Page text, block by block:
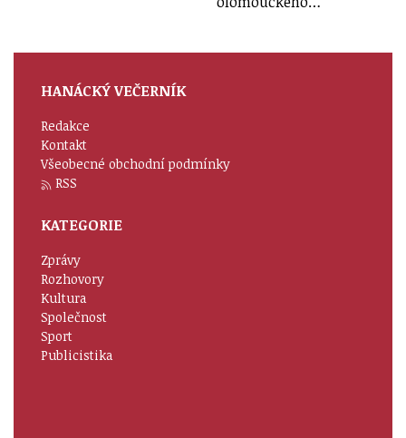
HANÁCKÝ VEČERNÍK
Redakce
Kontakt
Všeobecné obchodní podmínky
RSS
KATEGORIE
Zprávy
Rozhovory
Kultura
Společnost
Sport
Publicistika